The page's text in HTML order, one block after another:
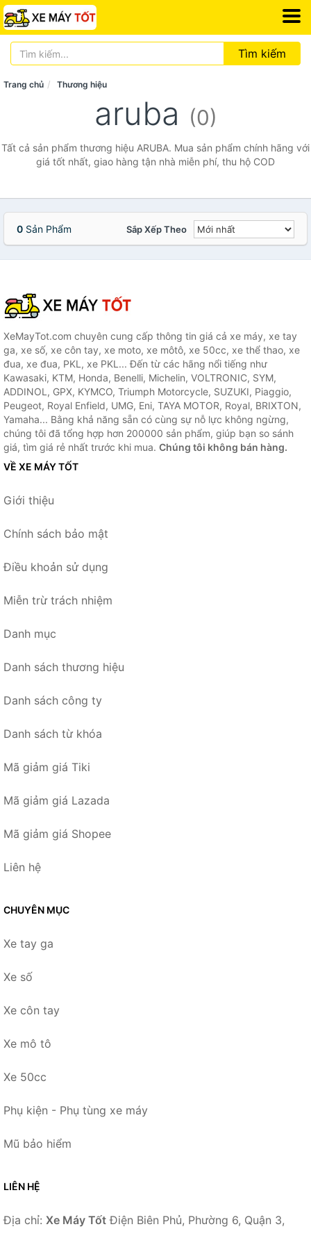
Tìm kiếm
Trang chủ Thương hiệu
aruba (0)
Tất cả sản phẩm thương hiệu ARUBA. Mua sản phẩm chính hãng với
giá tốt nhất, giao hàng tận nhà miễn phí, thu hộ COD
0 Sản Phẩm Sắp Xếp Theo
XeMayTot.com chuyên cung cấp thông tin giá cả xe máy, xe tay
ga, xe số, xe côn tay, xe moto, xe môtô, xe 50cc, xe thể thao, xe
đua, xe đua, PKL, xe PKL... Đến từ các hãng nổi tiếng như
Kawasaki, KTM, Honda, Benelli, Michelin, VOLTRONIC, SYM,
ADDINOL, GPX, KYMCO, Triumph Motorcycle, SUZUKI, Piaggio,
Peugeot, Royal Enfield, UMG, Eni, TAYA MOTOR, Royal, BRIXTON,
Yamaha... Bằng khả năng sẵn có cùng sự nỗ lực không ngừng,
chúng tôi đã tổng hợp hơn 200000 sản phẩm, giúp bạn so sánh
giá, tìm giá rẻ nhất trước khi mua. Chúng tôi không bán hàng.
VỀ XE MÁY TỐT
Giới thiệu
Chính sách bảo mật
Điều khoản sử dụng
Miễn trừ trách nhiệm
Danh mục
Danh sách thương hiệu
Danh sách công ty
Danh sách từ khóa
Mã giảm giá Tiki
Mã giảm giá Lazada
Mã giảm giá Shopee
Liên hệ
CHUYÊN MỤC
Xe tay ga
Xe số
Xe côn tay
Xe mô tô
Xe 50cc
Phụ kiện - Phụ tùng xe máy
Mũ bảo hiểm
LIÊN HỆ
Địa chỉ: Xe Máy Tốt Điện Biên Phủ, Phường 6, Quận 3,